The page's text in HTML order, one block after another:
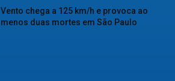
Vento chega a 125 km/h e provoca ao
menos duas mortes em São Paulo